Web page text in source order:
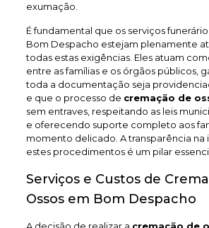
exumação.
É fundamental que os serviços
Bom Despacho estejam plenamente
todas estas exigências. Eles atuam
entre as famílias e os órgãos públicos,
toda a documentação seja
e que o processo de cremação de
sem entraves, respeitando as leis
e oferecendo suporte completo aos
momento delicado. A transparência na
estes procedimentos é um pilar
Serviços e Custos de
Ossos em Bom Despacho